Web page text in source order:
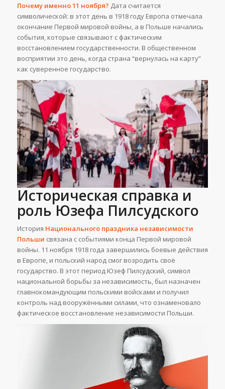
Почему именно 11 ноября? Дата считается
символической: в этот день в 1918 году Европа отмечала
окончание Первой мировой войны, а в Польше начались
события, которые связывают с фактическим
восстановлением государственности. В общественном
восприятии это день, когда страна “вернулась на карту”
как суверенное государство.
Историческая справка и
роль Юзефа Пилсудского
История Национального праздника независимости
Польши связана с событиями конца Первой мировой
войны. 11 ноября 1918 года завершились боевые действия
в Европе, и польский народ смог возродить своё
государство. В этот период Юзеф Пилсудский, символ
национальной борьбы за независимость, был назначен
главнокомандующим польскими войсками и получил
контроль над вооружёнными силами, что ознаменовало
фактическое восстановление независимости Польши.